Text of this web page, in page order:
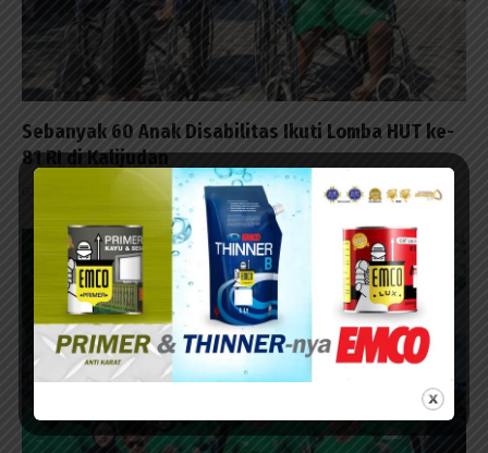
Sebanyak 60 Anak Disabilitas Ikuti Lomba HUT ke-
81 RI di Kalijudan